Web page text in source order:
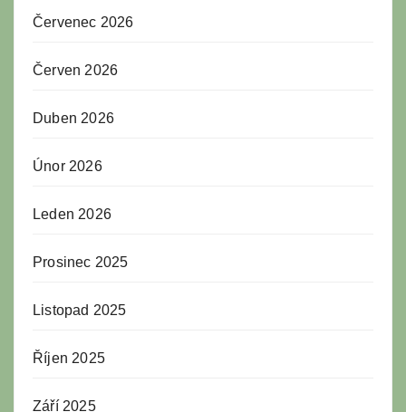
Červenec 2026
Červen 2026
Duben 2026
Únor 2026
Leden 2026
Prosinec 2025
Listopad 2025
Říjen 2025
Září 2025